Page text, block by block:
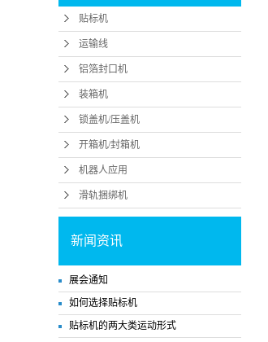
贴标机
运输线
铝箔封口机
装箱机
锁盖机/压盖机
开箱机/封箱机
机器人应用
滑轨捆绑机
新闻资讯
展会通知
如何选择贴标机
贴标机的两大类运动形式